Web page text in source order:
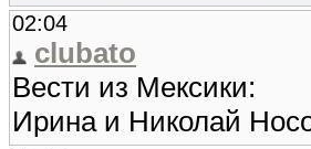
02:04
clubato
Вести из Мексики:
Ирина и Николай